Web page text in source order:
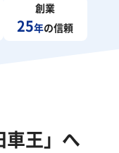
創業
25年の信頼
車王」へ